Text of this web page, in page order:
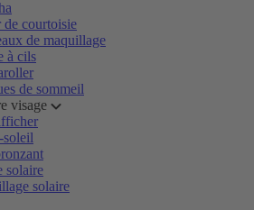
courtoisie
de maquillage
à cils
de sommeil
visage
soleil
solaire
solaire